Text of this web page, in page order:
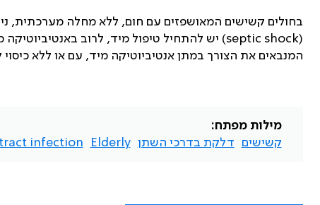
בחולים קשישים המאושפזים עם חום, ללא מחלה מערכתית,
(
septic shock) יש להתחיל טיפול מיד, לרוב
המנבאים את הצורך במתן אנטיביוטיקה מיד, עם או ללא
מילות מפתח:
קשישים
דלקת בדרכי השתן Elderly
infection